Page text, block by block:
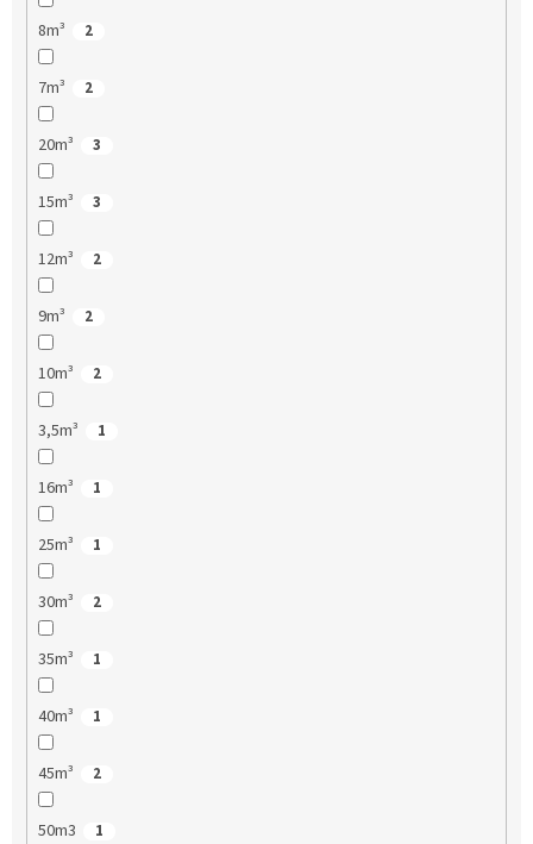
8m³ 2
7m³ 2
20m³ 3
15m³ 3
12m³ 2
9m³ 2
10m³ 2
3,5m³ 1
16m³ 1
25m³ 1
30m³ 2
35m³ 1
40m³ 1
45m³ 2
50m3 1